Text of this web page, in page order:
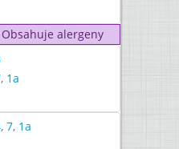
Obsahuje alergeny
, 1a
, 7, 1a